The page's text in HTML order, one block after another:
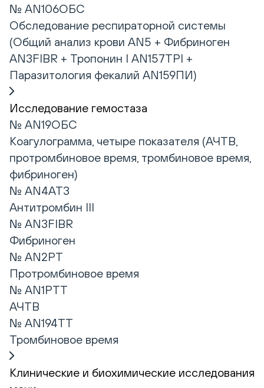
№ AN106ОБС
Обследование респираторной системы
(Общий анализ крови AN5 + Фибриноген
AN3FIBR + Тропонин I AN157TPI +
Паразитология фекалий AN159ПИ)
Исследование гемостаза
№ AN19ОБС
Коагулограмма, четыре показателя (АЧТВ,
протромбиновое время, тромбиновое время,
фибриноген)
№ AN4AT3
Антитромбин III
№ AN3FIBR
Фибриноген
№ AN2PT
Протромбиновое время
№ AN1PTT
АЧТВ
№ AN194TT
Тромбиновое время
Клинические и биохимические исследования